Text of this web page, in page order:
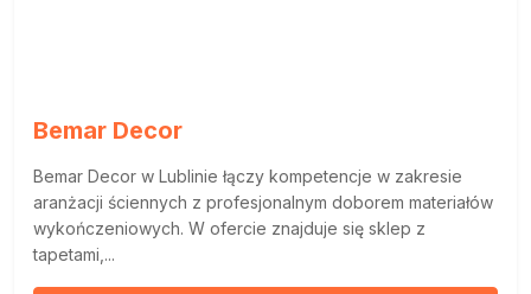
Bemar Decor
Bemar Decor w Lublinie łączy kompetencje w zakresie
aranżacji ściennych z profesjonalnym doborem materiałów
wykończeniowych. W ofercie znajduje się sklep z
tapetami,...